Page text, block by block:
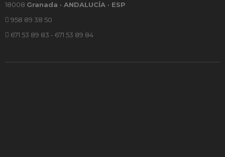
18008 Granada · ANDALUCÍA · ESP
958 89 38 50
671 53 89 83 - 671 53 89 84